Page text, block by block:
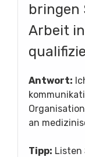
bringen
Arbeit
Antwort:
an
Tipp: Listen